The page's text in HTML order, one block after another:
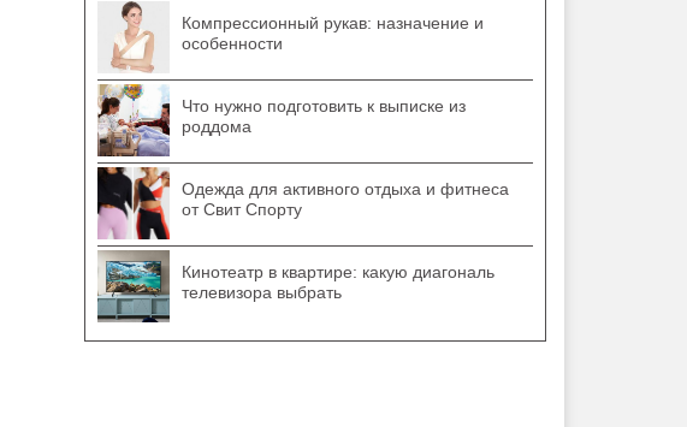
Компрессионный рукав: назначение и
особенности
Что нужно подготовить к выписке из
роддома
Одежда для активного отдыха и фитнеса
от Свит Спорту
Кинотеатр в квартире: какую диагональ
телевизора выбрать